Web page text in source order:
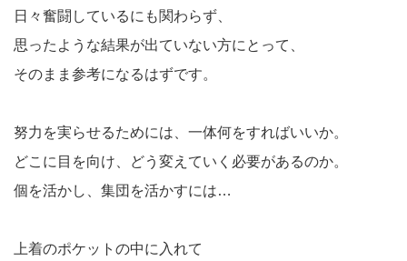
日々奮闘しているにも関わらず、
思ったような結果が出ていない方にとって、
そのまま参考になるはずです。
努力を実らせるためには、一体何をすればいいか。
どこに目を向け、どう変えていく必要があるのか。
個を活かし、集団を活かすには…
上着のポケットの中に入れて